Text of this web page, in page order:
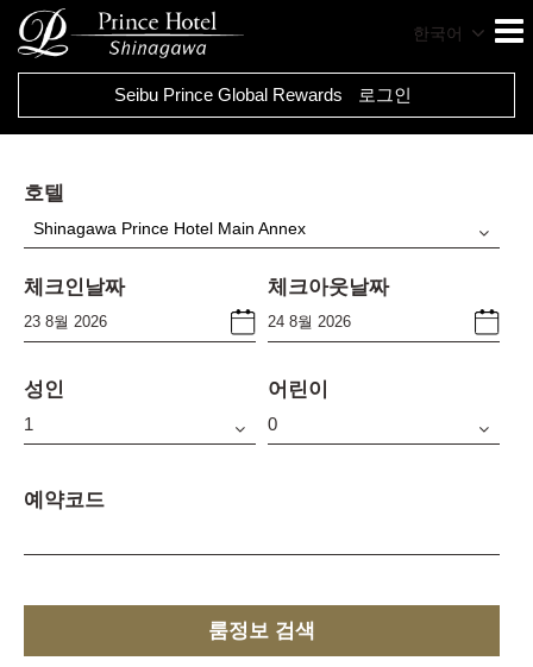
한국어
Seibu Prince Global Rewards 로그인
호텔
Shinagawa Prince Hotel Main Annex
체크인날짜 체크아웃날짜
성인 어린이
예약코드
룸정보 검색